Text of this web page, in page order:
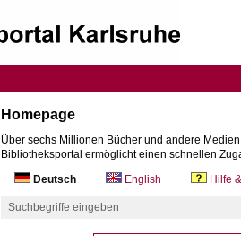
Homepage
Über sechs Millionen Bücher und andere
Bibliotheksportal ermöglicht einen schnellen
Deutsch
English Hilfe
Suchbegriffe eingeben